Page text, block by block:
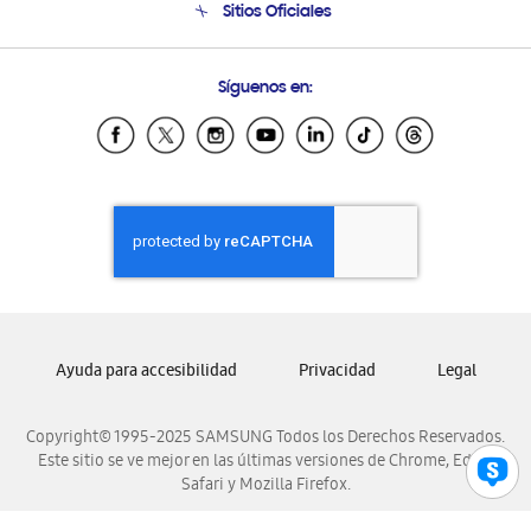
Soporte vía eMail
Sitios Oficiales
Samsung Ecuador
Samsung El Salvador
Samsung Honduras
Samsung Nicaragua
Samsung Panamá
Samsung Venezuela
Síguenos en:
Copyright© 1995-2025 SAMSUNG Todos los Derechos Reservados.
Este sitio se ve mejor en las últimas versiones de Chrome, Edge,
Safari y Mozilla Firefox.
Ayuda para accesibilidad Privacidad Legal